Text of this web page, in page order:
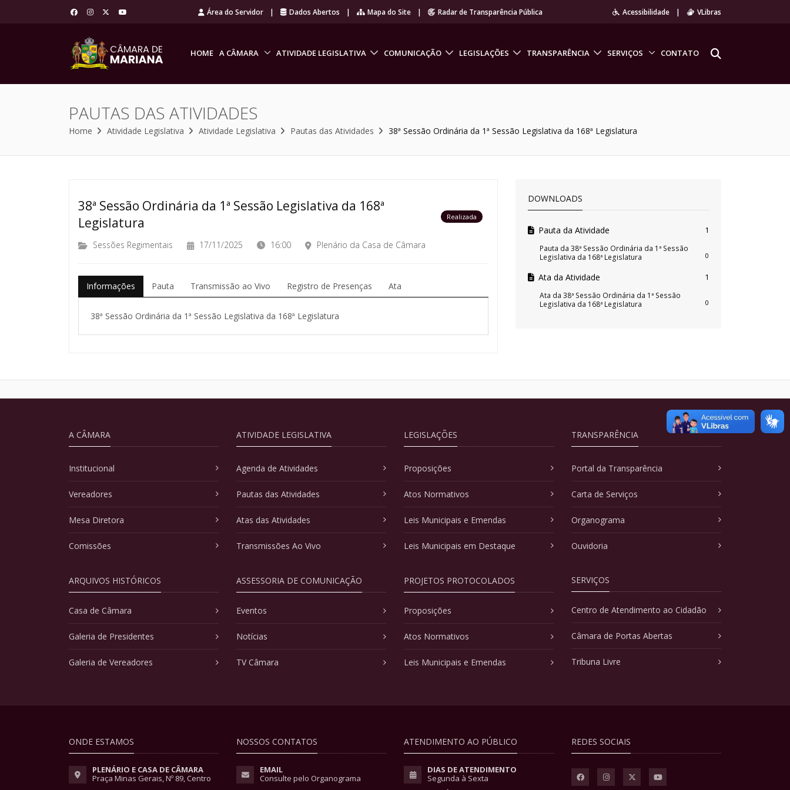
Área do Servidor | Dados Abertos | Mapa do Site | Radar de Transparência Pública Acessibilidade | VLibras
HOME A CÂMARA ATIVIDADE LEGISLATIVA COMUNICAÇÃO LEGISLAÇÕES TRANSPARÊNCIA SERVIÇOS CONTATO
PAUTAS DAS ATIVIDADES
Home Atividade Legislativa Atividade Legislativa Pautas das Atividades 38ª Sessão Ordinária da 1ª Sessão Legislativa da 168ª Legislatura
38ª Sessão Ordinária da 1ª Sessão Legislativa da 168ª
Legislatura
Realizada
Sessões Regimentais 17/11/2025 16:00 Plenário da Casa de Câmara
Informações Pauta Transmissão ao Vivo Registro de Presenças Ata
38ª Sessão Ordinária da 1ª Sessão Legislativa da 168ª Legislatura
DOWNLOADS
Pauta da Atividade 1
Pauta da 38ª Sessão Ordinária da 1ª Sessão
Legislativa da 168ª Legislatura
0
Ata da Atividade 1
Ata da 38ª Sessão Ordinária da 1ª Sessão
Legislativa da 168ª Legislatura
0
A CÂMARA
Institucional
Vereadores
Mesa Diretora
Comissões
ARQUIVOS HISTÓRICOS
Casa de Câmara
Galeria de Presidentes
Galeria de Vereadores
ATIVIDADE LEGISLATIVA
Agenda de Atividades
Pautas das Atividades
Atas das Atividades
Transmissões Ao Vivo
ASSESSORIA DE COMUNICAÇÃO
Eventos
Notícias
TV Câmara
LEGISLAÇÕES
Proposições
Atos Normativos
Leis Municipais e Emendas
Leis Municipais em Destaque
PROJETOS PROTOCOLADOS
Proposições
Atos Normativos
Leis Municipais e Emendas
TRANSPARÊNCIA
Portal da Transparência
Carta de Serviços
Organograma
Ouvidoria
SERVIÇOS
Centro de Atendimento ao Cidadão
Câmara de Portas Abertas
Tribuna Livre
ONDE ESTAMOS
PLENÁRIO E CASA DE CÂMARA
Praça Minas Gerais, Nº 89, Centro
NOSSOS CONTATOS
EMAIL
Consulte pelo Organograma
ATENDIMENTO AO PÚBLICO
DIAS DE ATENDIMENTO
Segunda à Sexta
REDES SOCIAIS